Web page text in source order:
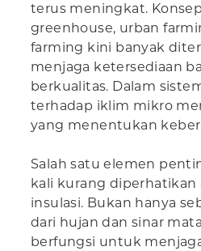
terus meningkat.
greenhouse, urban
farming kini banyak
menjaga ketersediaan
berkualitas. Dalam
terhadap iklim mikro
yang menentukan
Salah satu elemen
kali kurang diperhatikan
insulasi. Bukan hanya
dari hujan dan sinar
berfungsi untuk